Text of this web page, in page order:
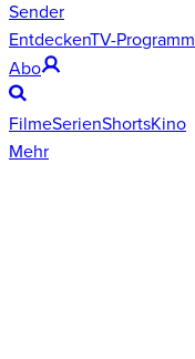
Sender
EntdeckenTV-Programm
Abo
FilmeSerienShortsKino
Mehr